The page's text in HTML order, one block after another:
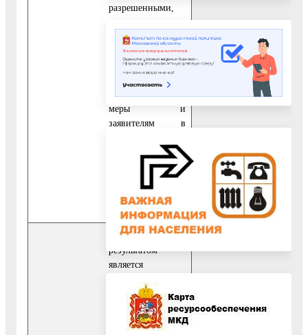
разрешенными,
поставленные в
них вопро­сы
рассмотрены,
необходимые
меры и
заявителям в
со дня
регистрации
обращения даны
письменные
ответы.
Конечным
результатом
является
организаций и
населения к
выполнению